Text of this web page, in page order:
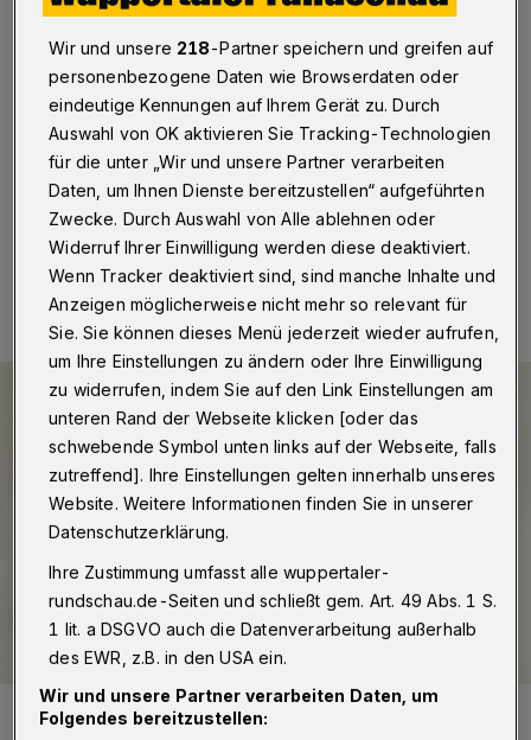
Wuppertal
In Wuppertal sind im Jahr 2022 insgesamt
3.550 Babys lebendig geboren worden. Die Zahl
bezieht sich auf eine erste Schätzung von Information
und Technik Nordrhein-Westfalen (IT.NRW) als
Statistisches Landesamt. Es wären damit 173 oder 4,6
Prozent weniger als 2021.
03.01.2023 , 09:00 Uhr Eine Minute Lesezeit
Francesco war 2022 das Neujahrsbaby im Helios-Uniklinikum
Wuppertal.
Wir und unsere 218-Partner speichern und greifen auf
personenbezogene Daten wie Browserdaten oder
eindeutige Kennungen auf Ihrem Gerät zu. Durch
Auswahl von OK aktivieren Sie Tracking-Technologien
für die unter „Wir und unsere Partner verarbeiten
Daten, um Ihnen Dienste bereitzustellen“ aufgeführten
Zwecke. Durch Auswahl von Alle ablehnen oder
Widerruf Ihrer Einwilligung werden diese deaktiviert.
Wenn Tracker deaktiviert sind, sind manche Inhalte und
Anzeigen möglicherweise nicht mehr so relevant für
Sie. Sie können dieses Menü jederzeit wieder aufrufen,
um Ihre Einstellungen zu ändern oder Ihre Einwilligung
zu widerrufen, indem Sie auf den Link Einstellungen am
unteren Rand der Webseite klicken [oder das
schwebende Symbol unten links auf der Webseite, falls
zutreffend]. Ihre Einstellungen gelten innerhalb unseres
Website. Weitere Informationen finden Sie in unserer
Datenschutzerklärung.
Ihre Zustimmung umfasst alle wuppertaler-
rundschau.de-Seiten und schließt gem. Art. 49 Abs. 1 S.
1 lit. a DSGVO auch die Datenverarbeitung außerhalb
des EWR, z.B. in den USA ein.
Wir und unsere Partner verarbeiten Daten, um
Folgendes bereitzustellen: